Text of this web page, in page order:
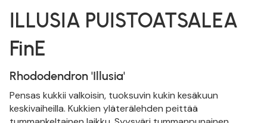
ILLUSIA PUISTOATSALEA
FinE
Rhododendron 'Illusia'
Pensas kukkii valkoisin, tuoksuvin kukin kesäkuun
keskivaiheilla. Kukkien yläterälehden peittää